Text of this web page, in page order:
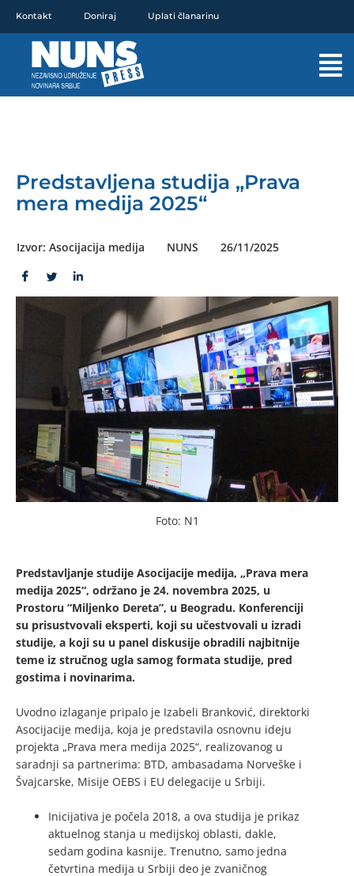
sadržaj
Kontakt Doniraj Uplati članarinu
Predstavljena studija „Prava
mera medija 2025“
Izvor: Asocijacija medija NUNS 26/11/2025
Foto: N1
Predstavljanje studije Asocijacije medija, „Prava mera
medija 2025“, održano je 24. novembra 2025, u
Prostoru “Miljenko Dereta”, u Beogradu. Konferenciji
su prisustvovali eksperti, koji su učestvovali u izradi
studije, a koji su u panel diskusije obradili najbitnije
teme iz stručnog ugla samog formata studije, pred
gostima i novinarima.
Uvodno izlaganje pripalo je Izabeli Branković, direktorki
Asocijacije medija, koja je predstavila osnovnu ideju
projekta „Prava mera medija 2025“, realizovanog u
saradnji sa partnerima: BTD, ambasadama Norveške i
Švajcarske, Misije OEBS i EU delegacije u Srbiji.
Inicijativa je počela 2018, a ova studija je prikaz
aktuelnog stanja u medijskoj oblasti, dakle,
sedam godina kasnije. Trenutno, samo jedna
četvrtina medija u Srbiji deo je zvaničnog